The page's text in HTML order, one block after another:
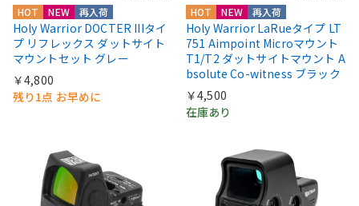
HOT NEW 再入荷
Holy Warrior DOCTER IIIタイ
プ リフレックス ダットサイト
マウントセット グレー
￥4,800
残り1点 お早めに
HOT NEW 再入荷
Holy Warrior LaRueタイプ LT
751 Aimpoint Microマウント
T1/T2 ダットサイトマウント A
bsolute Co-witness ブラック
￥4,500
在庫あり